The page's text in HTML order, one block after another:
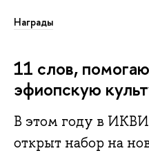
Награды
11 слов,
эфиопскую
В этом году в
открыт набор на